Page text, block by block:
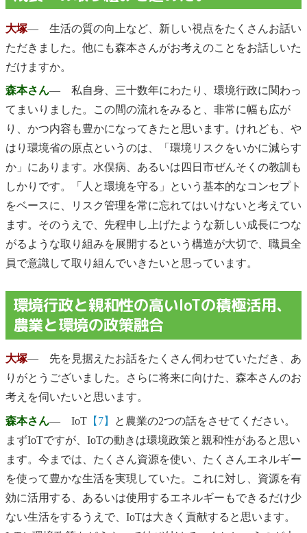
大塚― 生活の質の向上など、新しい視点をたくさんお話い
ただきました。他にも森本さんがお考えのことをお話しいた
だけますか。
森本さん― 私自身、三十数年にわたり、環境行政に関わっ
てまいりました。この間の流れをみると、非常に幅も広が
り、かつ内容も豊かになってきたと思います。けれども、や
はり環境省の原点というのは、「環境リスクをいかに減らす
か」にあります。水俣病、あるいは四日市ぜんそくの教訓も
しかりです。「人と環境を守る」という基本的なコンセプト
をベースに、リスク管理を常に忘れてはいけないと考えてい
ます。そのうえで、先程申し上げたような新しい成長につな
がるような取り組みを展開するという構造が大切で、職員全
員で意識して取り組んでいきたいと思っています。
環境行政と親和性の高いIoTの積極活用、
農業と環境の政策融合
大塚― 先を見据えたお話をたくさん伺わせていただき、あ
りがとうございました。さらに将来に向けた、森本さんのお
考えを伺いたいと思います。
森本さん― IoT 【7】
と農業の2つの話をさせてください。
まずIoTですが、IoTの動きは環境政策と親和性があると思い
ます。今までは、たくさん資源を使い、たくさんエネルギー
を使って豊かな生活を実現していた。これに対し、資源を有
効に活用する、あるいは使用するエネルギーもできるだけ少
ない生活をするうえで、IoTは大きく貢献すると思います。